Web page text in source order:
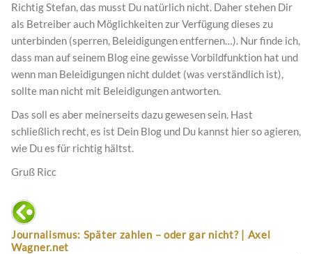
Richtig Stefan, das musst Du natürlich nicht. Daher stehen Dir
als Betreiber auch Möglichkeiten zur Verfügung dieses zu
unterbinden (sperren, Beleidigungen entfernen…). Nur finde ich,
dass man auf seinem Blog eine gewisse Vorbildfunktion hat und
wenn man Beleidigungen nicht duldet (was verständlich ist),
sollte man nicht mit Beleidigungen antworten.
Das soll es aber meinerseits dazu gewesen sein. Hast
schließlich recht, es ist Dein Blog und Du kannst hier so agieren,
wie Du es für richtig hältst.
Gruß Ricc
Journalismus: Später zahlen – oder gar nicht? | Axel
Wagner.net